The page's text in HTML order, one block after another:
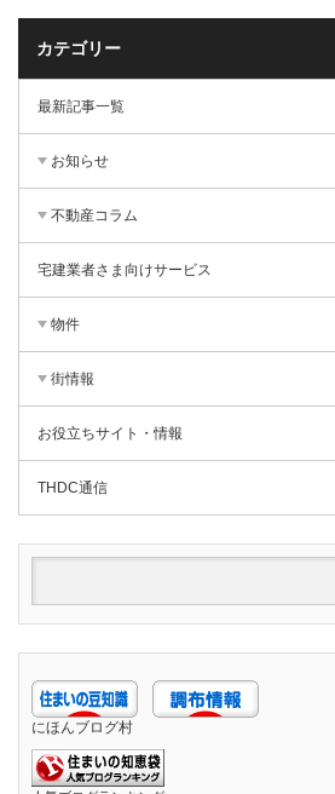
カテゴリー
最新記事一覧
お知らせ
不動産コラム
宅建業者さま向けサービス
物件
街情報
お役立ちサイト・情報
THDC通信
にほんブログ村